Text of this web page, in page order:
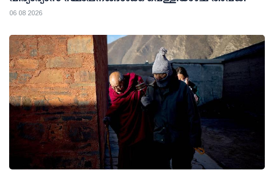
06 08 2026